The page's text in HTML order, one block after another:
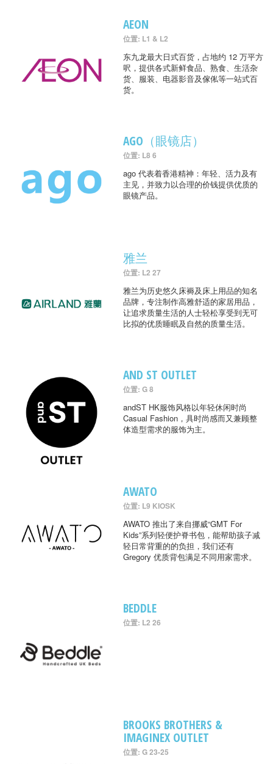
AEON
位置: L1 & L2
东九龙最大日式百货，占地约 12 万平方
呎，提供各式新鲜食品、熟食、生活杂
货、服装、电器影音及傢俬等一站式百
货。
AGO（眼镜店）
位置: L8 6
ago 代表着香港精神：年轻、活力及有
主见，并致力以合理的价钱提供优质的
眼镜产品。
雅兰
位置: L2 27
雅兰为历史悠久床褥及床上用品的知名
品牌，专注制作高雅舒适的家居用品，
让追求质量生活的人士轻松享受到无可
比拟的优质睡眠及自然的质量生活。
AND ST OUTLET
位置: G 8
andST HK服饰风格以年轻休闲时尚
Casual Fashion，具时尚感而又兼顾整
体造型需求的服饰为主。
AWATO
位置: L9 KIOSK
AWATO 推出了来自挪威“GMT For
Kids”系列轻便护脊书包，能帮助孩子减
轻日常背重的的负担，我们还有
Gregory 优质背包满足不同用家需求。
BEDDLE
位置: L2 26
BROOKS BROTHERS &
IMAGINEX OUTLET
位置: G 23-25